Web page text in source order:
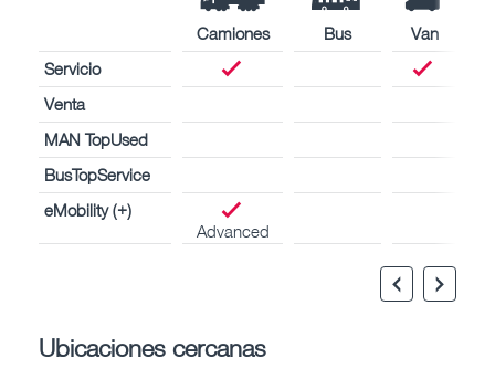
Camiones Bus
Van
Servicio
Venta
MAN TopUsed
BusTopService
eMobility (+)
Advanced
Ubicaciones cercanas